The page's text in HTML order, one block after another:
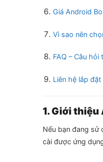
Giá Android
Vì sao nên
FAQ – Câu
Liên hệ lắp
1. Giới
Nếu bạn đang sử
cài được ứng